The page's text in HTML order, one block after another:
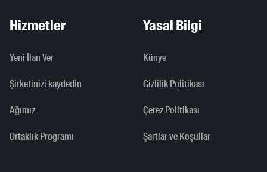
Hizmetler
Yeni İlan Ver
Şirketinizi kaydedin
Ağımız
Ortaklık Programı
Yasal Bilgi
Künye
Gizlilik Politikası
Çerez Politikası
Şartlar ve Koşullar